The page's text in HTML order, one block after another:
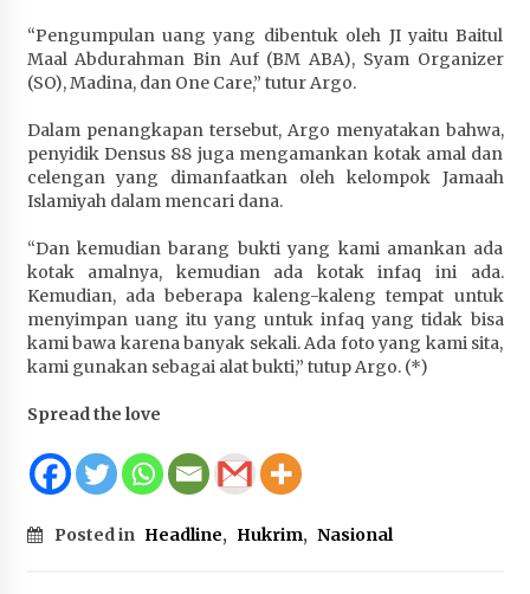
“Pengumpulan uang yang dibentuk oleh JI yaitu Baitul
Maal Abdurahman Bin Auf (BM ABA), Syam Organizer
(SO), Madina, dan One Care,” tutur Argo.
Dalam penangkapan tersebut, Argo menyatakan bahwa,
penyidik Densus 88 juga mengamankan kotak amal dan
celengan yang dimanfaatkan oleh kelompok Jamaah
Islamiyah dalam mencari dana.
“Dan kemudian barang bukti yang kami amankan ada
kotak amalnya, kemudian ada kotak infaq ini ada.
Kemudian, ada beberapa kaleng-kaleng tempat untuk
menyimpan uang itu yang untuk infaq yang tidak bisa
kami bawa karena banyak sekali. Ada foto yang kami sita,
kami gunakan sebagai alat bukti,” tutup Argo. (*)
Spread the love
Posted in Headline, Hukrim, Nasional